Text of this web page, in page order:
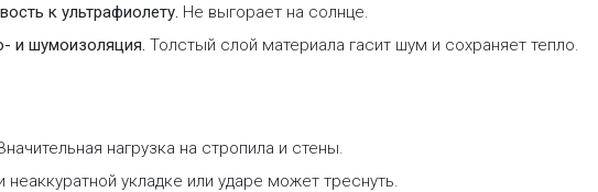
к ультрафиолету. Не выгорает на солнце.
и шумоизоляция. Толстый слой материала гасит шум и сохраняет тепло.
нагрузка на стропила и стены.
неаккуратной укладке или ударе может треснуть.